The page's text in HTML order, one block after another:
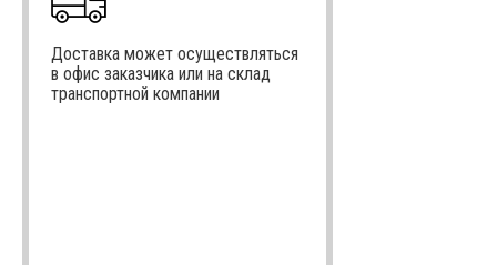
Доставка может осуществляться
в офис заказчика или на склад
транспортной компании